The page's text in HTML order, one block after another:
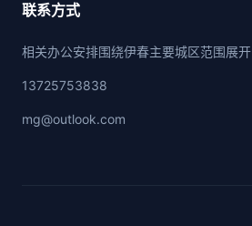
联系方式
相关办公安排围绕伊春主要城区范围展开
13725753838
mg@outlook.com